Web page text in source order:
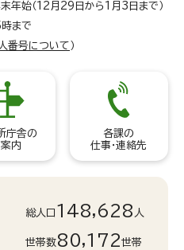
末年始（12月29日から1月3日まで）
まで
番号について ）
庁舎の
内
各課の
仕事・連絡先
総人口 148,628 人
世帯数80,172世帯